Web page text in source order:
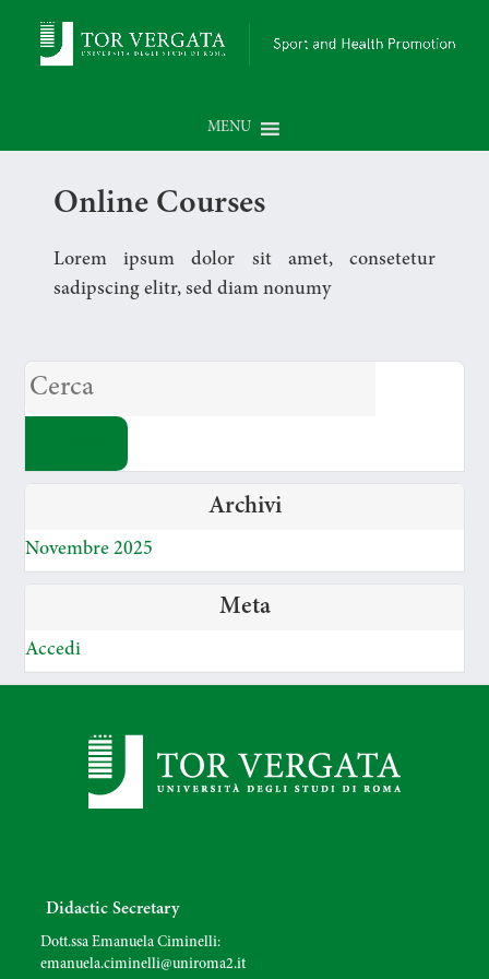
MENU
Online Courses
Lorem ipsum dolor sit amet, consetetur
sadipscing elitr, sed diam nonumy
Archivi
Novembre 2025
Meta
Accedi
Didactic Secretary
Dott.ssa Emanuela Ciminelli:
emanuela.ciminelli@uniroma2.it